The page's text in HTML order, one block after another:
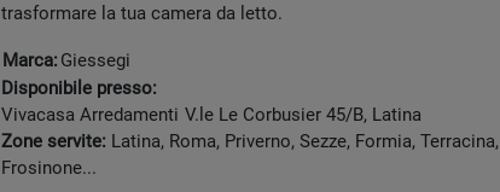
trasformare la tua camera da letto.
Marca:Giessegi
Disponibile presso:
Vivacasa Arredamenti V.le Le Corbusier 45/B, Latina
Zone servite: Latina, Roma, Priverno, Sezze, Formia, Terracina,
Frosinone...